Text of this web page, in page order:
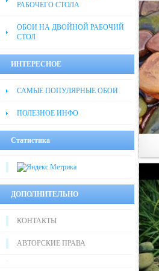
РАБОЧЕГО СТОЛА
ОБОИ НА ДВОЙНОЙ РАБОЧИЙ
СТОЛ
ИНТЕРЕСНОЕ
САМЫЕ ПОПУЛЯРНЫЕ ОБОИ
ПОЛЕЗНОЕ ИНФО
Статистика
ДОПОЛНИТЕЛЬНО
КОНТАКТЫ
АВТОРСКИЕ ПРАВА